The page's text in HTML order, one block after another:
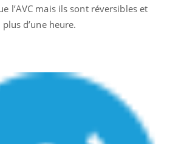
l’AVC mais ils sont réversibles et
d’une heure.